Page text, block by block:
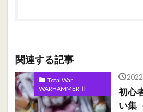
関連する記事
Total War
WARHAMMER Ⅱ
初心
い集